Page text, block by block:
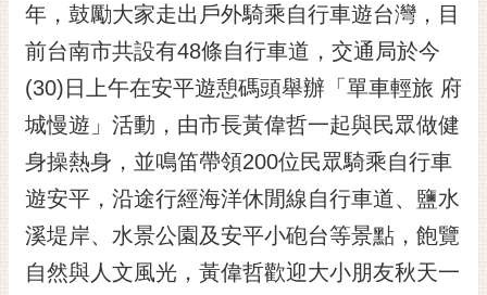
黃
偉
哲
螢
光
花
泉
桐
花
祭
年，鼓勵大家走出戶外騎乘自行車遊台灣，目
前台南市共設有48條自行車道，交通局於今
(30)日上午在安平遊憩碼頭舉辦「單車輕旅 府
城慢遊」活動，由市長黃偉哲一起與民眾做健
身操熱身，並鳴笛帶領200位民眾騎乘自行車
遊安平，沿途行經海洋休閒線自行車道、鹽水
溪堤岸、水景公園及安平小砲台等景點，飽覽
自然與人文風光，黃偉哲歡迎大小朋友秋天一